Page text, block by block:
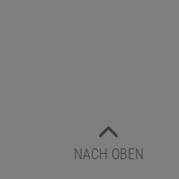
NACH OBEN